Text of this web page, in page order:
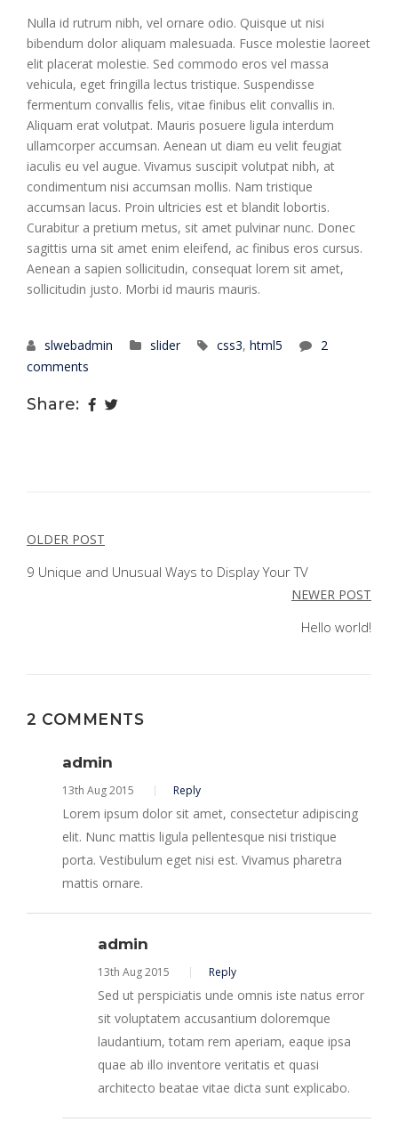
Nulla id rutrum nibh, vel ornare odio. Quisque ut nisi
bibendum dolor aliquam malesuada. Fusce molestie laoreet
elit placerat molestie. Sed commodo eros vel massa
vehicula, eget fringilla lectus tristique. Suspendisse
fermentum convallis felis, vitae finibus elit convallis in.
Aliquam erat volutpat. Mauris posuere ligula interdum
ullamcorper accumsan. Aenean ut diam eu velit feugiat
iaculis eu vel augue. Vivamus suscipit volutpat nibh, at
condimentum nisi accumsan mollis. Nam tristique
accumsan lacus. Proin ultricies est et blandit lobortis.
Curabitur a pretium metus, sit amet pulvinar nunc. Donec
sagittis urna sit amet enim eleifend, ac finibus eros cursus.
Aenean a sapien sollicitudin, consequat lorem sit amet,
sollicitudin justo. Morbi id mauris mauris.
slwebadmin slider css3, html5
2
comments
Share:
POST
NAVIGATION
OLDER POST
9 Unique and Unusual Ways to Display Your TV
NEWER POST
Hello world!
2 COMMENTS
admin
13th Aug 2015 Reply
Lorem ipsum dolor sit amet, consectetur adipiscing
elit. Nunc mattis ligula pellentesque nisi tristique
porta. Vestibulum eget nisi est. Vivamus pharetra
mattis ornare.
admin
13th Aug 2015 Reply
Sed ut perspiciatis unde omnis iste natus error
sit voluptatem accusantium doloremque
laudantium, totam rem aperiam, eaque ipsa
quae ab illo inventore veritatis et quasi
architecto beatae vitae dicta sunt explicabo.